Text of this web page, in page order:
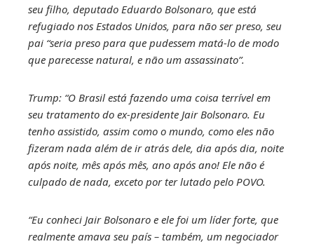
seu filho, deputado Eduardo Bolsonaro, que está
refugiado nos Estados Unidos, para não ser preso, seu
pai “seria preso para que pudessem matá-lo de modo
que parecesse natural, e não um assassinato”.
Trump: “O Brasil está fazendo uma coisa terrível em
seu tratamento do ex-presidente Jair Bolsonaro. Eu
tenho assistido, assim como o mundo, como eles não
fizeram nada além de ir atrás dele, dia após dia, noite
após noite, mês após mês, ano após ano! Ele não é
culpado de nada, exceto por ter lutado pelo POVO.
“Eu conheci Jair Bolsonaro e ele foi um líder forte, que
realmente amava seu país – também, um negociador